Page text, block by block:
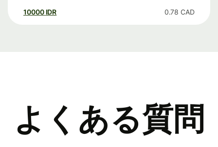
10000 IDR 0.78 CAD
よくある質問